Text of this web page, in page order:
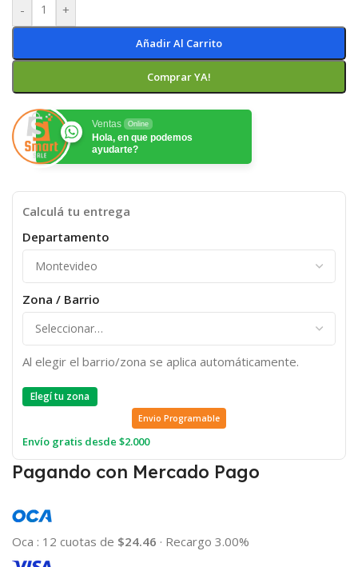
- +
Añadir Al Carrito
Comprar YA!
Ventas Online
Hola, en que podemos
ayudarte?
Calculá tu entrega
Departamento
Zona / Barrio
Al elegir el barrio/zona se aplica automáticamente.
Elegí tu zona
Envio Programable
Envío gratis desde $2.000
Pagando con Mercado Pago
Oca : 12 cuotas de $24.46 · Recargo 3.00%